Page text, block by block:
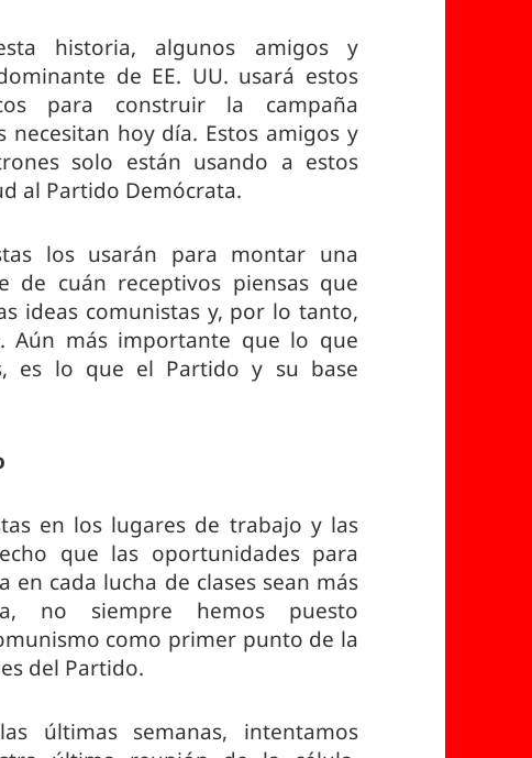
historia, algunos amigos y
de EE. UU. usará estos
para construir la campaña
hoy día. Estos amigos y
solo están usando a estos
al Partido Demócrata.
los usarán para montar una
de cuán receptivos piensas que
ideas comunistas y, por lo tanto,
Aún más importante que lo que
es lo que el Partido y su base
en los lugares de trabajo y las
que las oportunidades para
cada lucha de clases sean más
no siempre hemos puesto
como primer punto de la
del Partido.
últimas semanas, intentamos